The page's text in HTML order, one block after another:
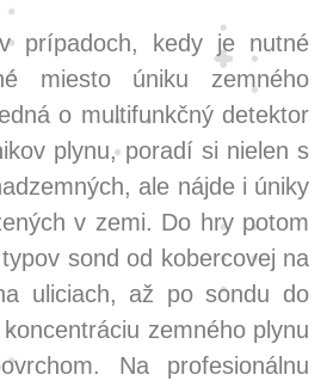
prípadoch, kedy je nutné
miesto úniku zemného
o multifunkčný detektor
plynu, poradí si nielen s
ale nájde i úniky
v zemi. Do hry potom
sond od kobercovej na
uliciach, až po sondu do
zemného plynu
Na profesionálnu